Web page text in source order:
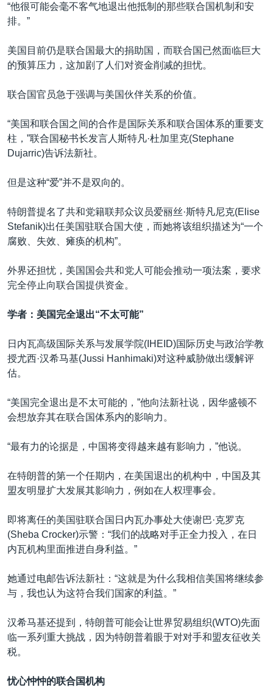
“他很可能会毫不客气地退出他抵制的那些联合国机制和安
排。”
美国目前仍是联合国最大的捐助国，而联合国已然面临巨大
的预算压力，这加剧了人们对资金削减的担忧。
联合国官员急于强调与美国伙伴关系的价值。
“美国和联合国之间的合作是国际关系和联合国体系的重要支
柱，”联合国秘书长发言人斯特凡·杜加里克(Stephane
Dujarric)告诉法新社。
但是这种“爱”并不是双向的。
特朗普提名了共和党籍联邦众议员爱丽丝·斯特凡尼克(Elise
Stefanik)出任美国驻联合国大使，而她将该组织描述为“一个
腐败、失效、瘫痪的机构”。
外界还担忧，美国国会共和党人可能会推动一项法案，要求
完全停止向联合国提供资金。
学者：美国完全退出“不太可能”
日内瓦高级国际关系与发展学院(IHEID)国际历史与政治学教
授尤西·汉希马基(Jussi Hanhimaki)对这种威胁做出缓解评
估。
“美国完全退出是不太可能的，”他向法新社说，因华盛顿不
会想放弃其在联合国体系内的影响力。
“最有力的论据是，中国将变得越来越有影响力，”他说。
在特朗普的第一个任期内，在美国退出的机构中，中国及其
盟友明显扩大发展其影响力，例如在人权理事会。
即将离任的美国驻联合国日内瓦办事处大使谢巴·克罗克
(Sheba Crocker)示警：“我们的战略对手正全力投入，在日
内瓦机构里面推进自身利益。”
她通过电邮告诉法新社：“这就是为什么我相信美国将继续参
与，我也认为这符合我们国家的利益。”
汉希马基还提到，特朗普可能会让世界贸易组织(WTO)先面
临一系列重大挑战，因为特朗普着眼于对对手和盟友征收关
税。
忧心忡忡的联合国机构